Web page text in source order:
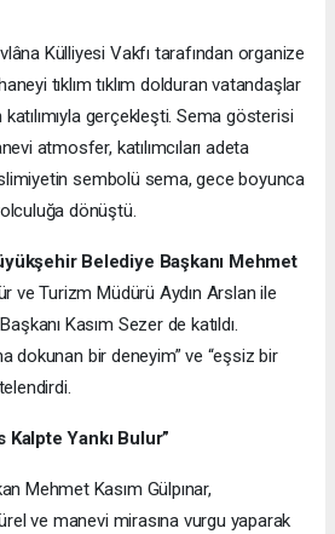
Külliyesi Vakfı tarafından organize
tıklım tıklım dolduran vatandaşlar
gerçekleşti. Sema gösterisi
atmosfer, katılımcıları adeta
sembolü sema, gece boyunca
dönüştü.
Belediye Başkanı Mehmet
ve Turizm Müdürü Aydın Arslan ile
Kasım Sezer de katıldı.
dokunan bir deneyim” ve “eşsiz bir
Kalpte Yankı Bulur”
Mehmet Kasım Gülpınar,
ve manevi mirasına vurgu yaparak